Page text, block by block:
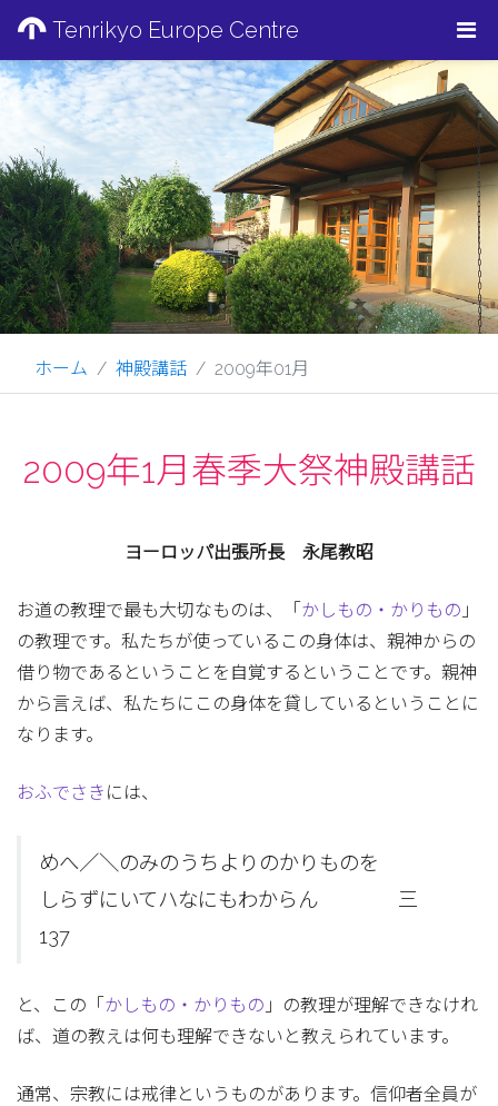
Tenrikyo Europe Centre
ホーム 神殿講話 2009年01月
2009年1月春季大祭神殿講話
ヨーロッパ出張所長 永尾教昭
お道の教理で最も大切なものは、「 かしもの・かりもの 」
の教理です。私たちが使っているこの身体は、親神からの
借り物であるということを自覚するということです。親神
から言えば、私たちにこの身体を貸しているということに
なります。
おふでさき には、
めへ／＼のみのうちよりのかりものを
しらずにいてハなにもわからん 三
137
と、この「 かしもの・かりもの 」の教理が理解できなけれ
ば、道の教えは何も理解できないと教えられています。
通常、宗教には戒律というものがあります。信仰者全員が